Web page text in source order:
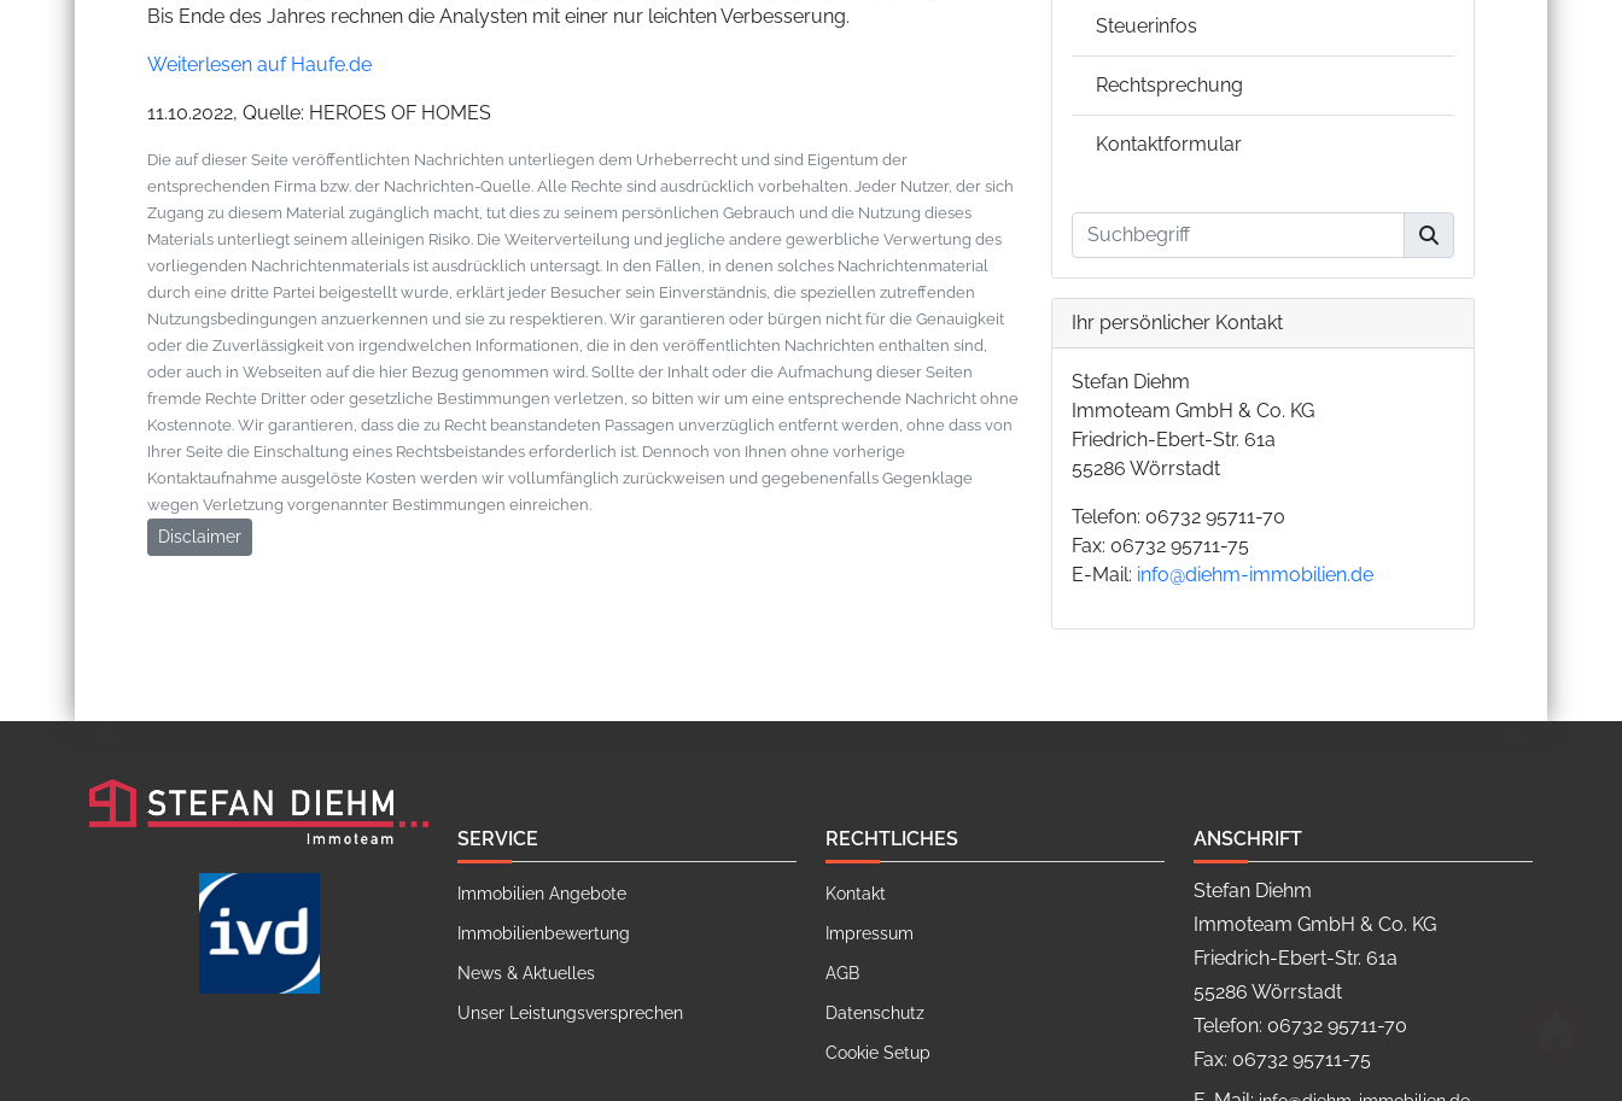
Bis Ende des Jahres rechnen die Analysten mit einer nur leichten Verbesserung.
Weiterlesen auf Haufe.de
11.10.2022, Quelle: HEROES OF HOMES
Die auf dieser Seite veröffentlichten Nachrichten unterliegen dem Urheberrecht und sind Eigentum der
entsprechenden Firma bzw. der Nachrichten-Quelle. Alle Rechte sind ausdrücklich vorbehalten. Jeder Nutzer, der sich
Zugang zu diesem Material zugänglich macht, tut dies zu seinem persönlichen Gebrauch und die Nutzung dieses
Materials unterliegt seinem alleinigen Risiko. Die Weiterverteilung und jegliche andere gewerbliche Verwertung des
vorliegenden Nachrichtenmaterials ist ausdrücklich untersagt. In den Fällen, in denen solches Nachrichtenmaterial
durch eine dritte Partei beigestellt wurde, erklärt jeder Besucher sein Einverständnis, die speziellen zutreffenden
Nutzungsbedingungen anzuerkennen und sie zu respektieren. Wir garantieren oder bürgen nicht für die Genauigkeit
oder die Zuverlässigkeit von irgendwelchen Informationen, die in den veröffentlichten Nachrichten enthalten sind,
oder auch in Webseiten auf die hier Bezug genommen wird. Sollte der Inhalt oder die Aufmachung dieser Seiten
fremde Rechte Dritter oder gesetzliche Bestimmungen verletzen, so bitten wir um eine entsprechende Nachricht ohne
Kostennote. Wir garantieren, dass die zu Recht beanstandeten Passagen unverzüglich entfernt werden, ohne dass von
Ihrer Seite die Einschaltung eines Rechtsbeistandes erforderlich ist. Dennoch von Ihnen ohne vorherige
Kontaktaufnahme ausgelöste Kosten werden wir vollumfänglich zurückweisen und gegebenenfalls Gegenklage
wegen Verletzung vorgenannter Bestimmungen einreichen.
Disclaimer
Steuerinfos
Rechtsprechung
Kontaktformular
Ihr persönlicher Kontakt
Stefan Diehm
Immoteam GmbH & Co. KG
Friedrich-Ebert-Str. 61a
55286 Wörrstadt
Telefon: 06732 95711-70
Fax: 06732 95711-75
E-Mail: info@diehm-immobilien.de
SERVICE
Immobilien Angebote
Immobilienbewertung
News & Aktuelles
Unser Leistungsversprechen
RECHTLICHES
Kontakt
Impressum
AGB
Datenschutz
Cookie Setup
ANSCHRIFT
Stefan Diehm
Immoteam GmbH & Co. KG
Friedrich-Ebert-Str. 61a
55286 Wörrstadt
Telefon: 06732 95711-70
Fax: 06732 95711-75